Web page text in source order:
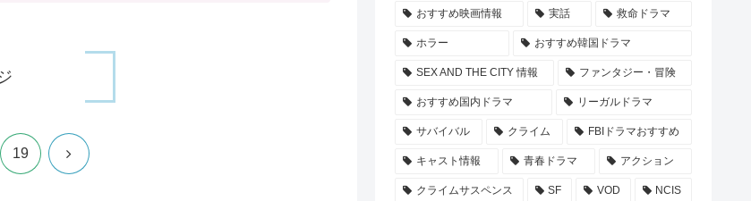
19 次
おすすめ映画情報 実話 救命ドラマ
ホラー おすすめ韓国ドラマ
SEX AND THE CITY 情報 ファンタジー・冒険
おすすめ国内ドラマ リーガルドラマ
サバイバル クライム FBIドラマおすすめ
キャスト情報 青春ドラマ アクション
クライムサスペンス SF VOD NCIS